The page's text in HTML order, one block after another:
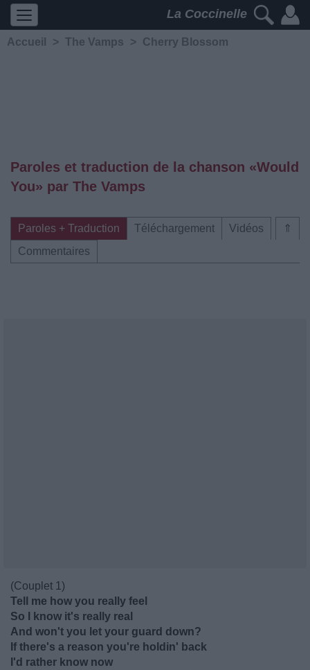
La Coccinelle
Accueil > The Vamps > Cherry Blossom
Paroles et traduction de la chanson «Would
You» par The Vamps
⇑
Paroles + Traduction Téléchargement
Vidéos
Commentaires
(Couplet 1)
Tell me how you really feel
So I know it's really real
And won't you let your guard down?
If there's a reason you're holdin' back
I'd rather know now